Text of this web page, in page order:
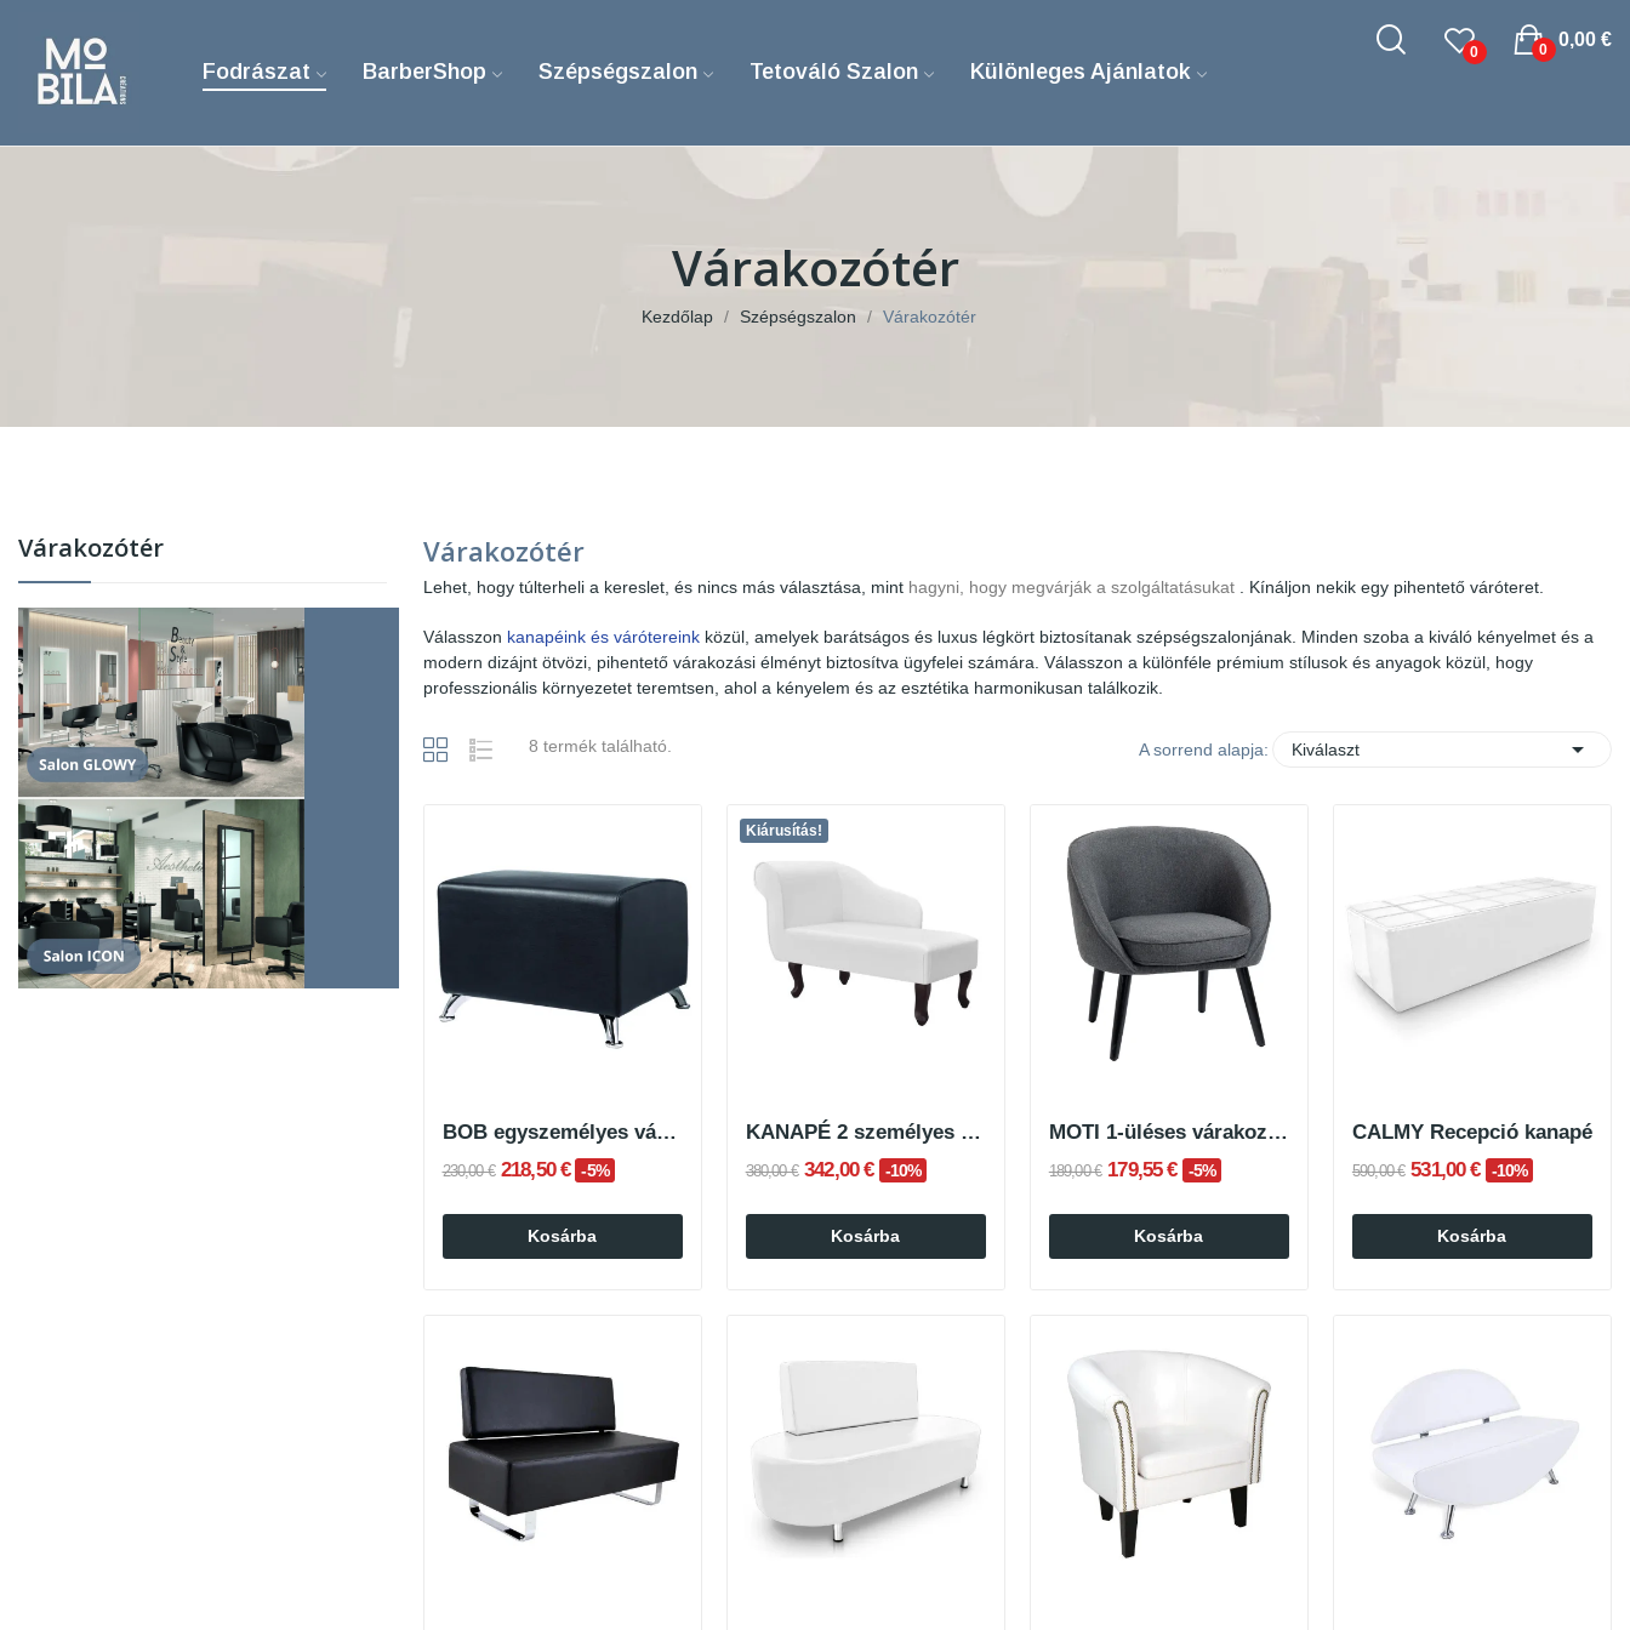
Fodrászat BarberShop Szépségszalon Tetováló Szalon Különleges Ajánlatok
0
0,00 €
0
Várakozótér
Kezdőlap Szépségszalon Várakozótér
Várakozótér Várakozótér
Lehet, hogy túlterheli a kereslet, és nincs más választása, mint hagyni, hogy megvárják a szolgáltatásukat. Kínáljon nekik egy pihentető váróteret.
Válasszon kanapéink és várótereinkközül, amelyek barátságos és luxus légkört biztosítanak szépségszalonjának. Minden szoba a kiváló kényelmet és a
modern dizájnt ötvözi, pihentető várakozási élményt biztosítva ügyfelei számára. Válasszon a különféle prémium stílusok és anyagok közül, hogy
professzionális környezetet teremtsen, ahol a kényelem és az esztétika harmonikusan találkozik.
8 termék található. A sorrend alapja: Kiválaszt 
BOB egyszemélyes várakozó kanapé
230,00 € 218,50 € -5%
Kosárba
Kiárusítás!
KANAPÉ 2 személyes várakozószék
380,00 € 342,00 € -10%
Kosárba
MOTI 1-üléses várakozó fotel vászonszürke
189,00 € 179,55 € -5%
Kosárba
CALMY Recepció kanapé
590,00 € 531,00 € -10%
Kosárba